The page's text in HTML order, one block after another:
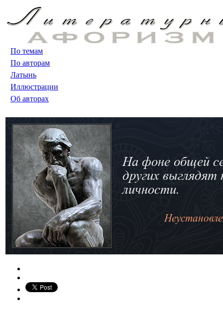
По темам
По авторам
Латынь
Иллюстрации
Об авторах